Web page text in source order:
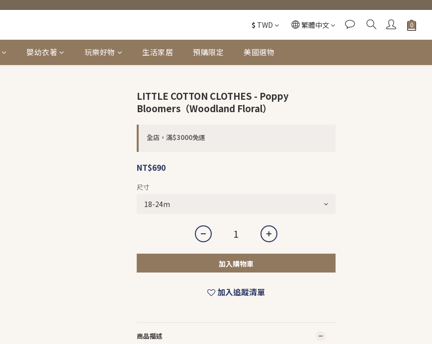
$ TWD 繁體中文
嬰幼衣著 玩樂好物 生活家居 預購限定 美國選物
LITTLE COTTON CLOTHES - Poppy
Bloomers（Woodland Floral）
全店，滿$3000免運
NT$690
尺寸
加入購物車
加入追蹤清單
商品描述